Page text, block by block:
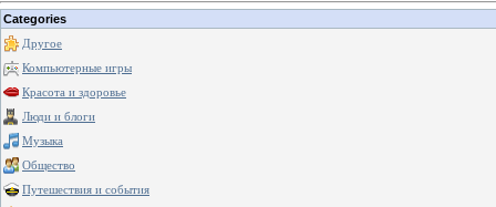
Categories
Другое
Компьютерные игры
Красота и здоровье
Люди и блоги
Музыка
Общество
Путешествия и события